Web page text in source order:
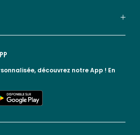
découvrez notre App ! En